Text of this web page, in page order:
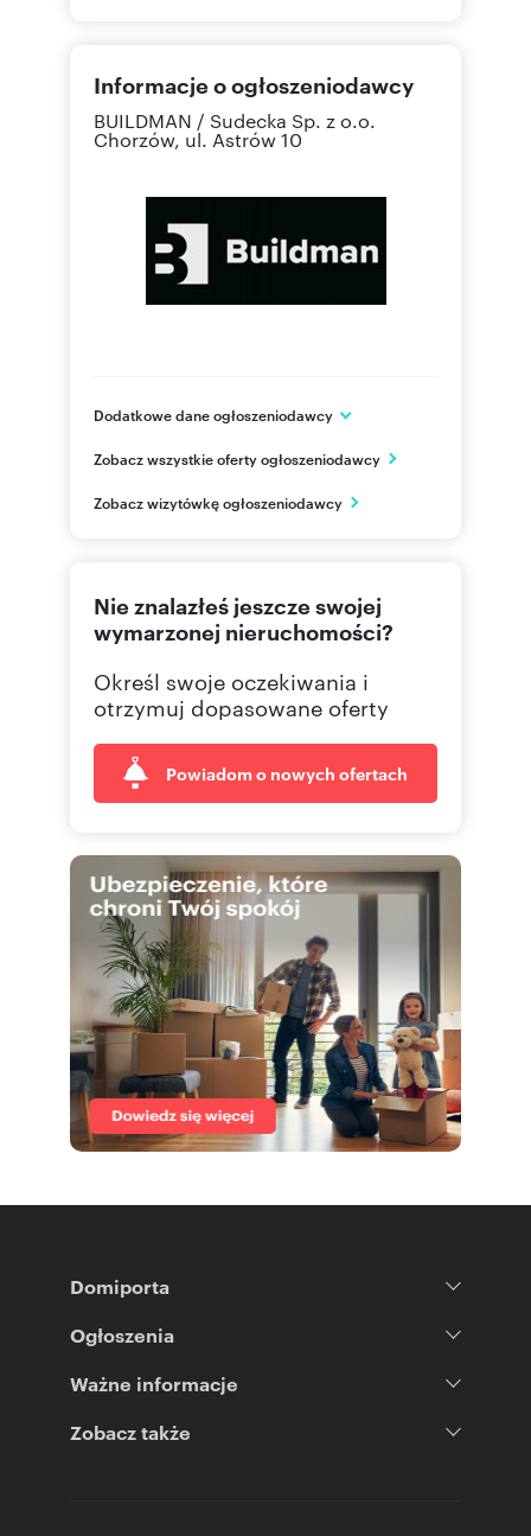
Informacje o ogłoszeniodawcy
BUILDMAN / Sudecka Sp. z o.o.
Chorzów, ul. Astrów 10
Dodatkowe dane ogłoszeniodawcy
ul. Podhalańska 26D
małopolskie
Zobacz wszystkie oferty ogłoszeniodawcy
Zobacz wizytówkę ogłoszeniodawcy
Nie znalazłeś jeszcze swojej
wymarzonej nieruchomości?
Określ swoje oczekiwania i
otrzymuj dopasowane oferty
Powiadom o nowych ofertach
Domiporta
Ogłoszenia
Ważne informacje
Zobacz także